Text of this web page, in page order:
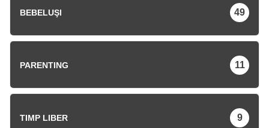
BEBELUŞI 49
PARENTING 11
TIMP LIBER 9